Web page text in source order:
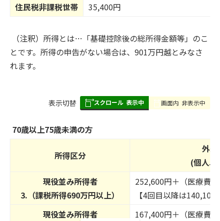
住民税非課税世帯 35,400円
（注釈）所得とは…「基礎控除後の総所得金額等」のこ
とです。所得の申告がない場合は、901万円越とみなさ
れます。
表
み
の
表示切替 スクロール 表示中 画面内 非表示中
70歳以上75歳未満の方
所得区分
外来
(個人単
現役並み所得者
3.（課税所得690万円以上）
252,600円＋（医療費
【4回目以降は140,100
現役並み所得者
167,400円＋（医療費